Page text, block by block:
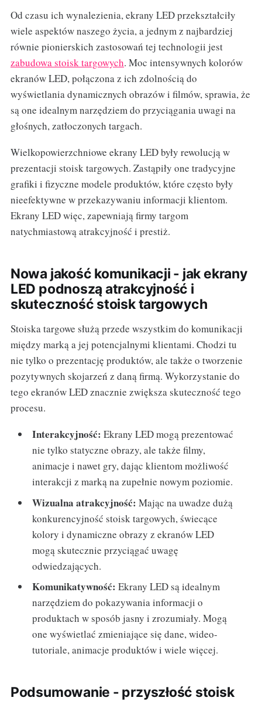
Od czasu ich wynalezienia, ekrany LED przekształciły
wiele aspektów naszego życia, a jednym z najbardziej
równie pionierskich zastosowań tej technologii jest
zabudowa stoisk targowych. Moc intensywnych kolorów
ekranów LED, połączona z ich zdolnością do
wyświetlania dynamicznych obrazów i filmów, sprawia, że
są one idealnym narzędziem do przyciągania uwagi na
głośnych, zatłoczonych targach.
Wielkopowierzchniowe ekrany LED były rewolucją w
prezentacji stoisk targowych. Zastąpiły one tradycyjne
grafiki i fizyczne modele produktów, które często były
nieefektywne w przekazywaniu informacji klientom.
Ekrany LED więc, zapewniają firmy targom
natychmiastową atrakcyjność i prestiż.
Nowa jakość komunikacji - jak ekrany
LED podnoszą atrakcyjność i
skuteczność stoisk targowych
Stoiska targowe służą przede wszystkim do komunikacji
między marką a jej potencjalnymi klientami. Chodzi tu
nie tylko o prezentację produktów, ale także o tworzenie
pozytywnych skojarzeń z daną firmą. Wykorzystanie do
tego ekranów LED znacznie zwiększa skuteczność tego
procesu.
Interakcyjność: Ekrany LED mogą prezentować
nie tylko statyczne obrazy, ale także filmy,
animacje i nawet gry, dając klientom możliwość
interakcji z marką na zupełnie nowym poziomie.
Wizualna atrakcyjność: Mając na uwadze dużą
konkurencyjność stoisk targowych, świecące
kolory i dynamiczne obrazy z ekranów LED
mogą skutecznie przyciągać uwagę
odwiedzających.
Komunikatywność: Ekrany LED są idealnym
narzędziem do pokazywania informacji o
produktach w sposób jasny i zrozumiały. Mogą
one wyświetlać zmieniające się dane, wideo-
tutoriale, animacje produktów i wiele więcej.
Podsumowanie - przyszłość stoisk